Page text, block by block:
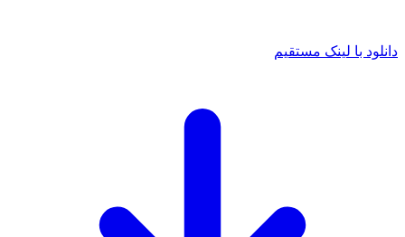
دانلود با لینک مستقیم